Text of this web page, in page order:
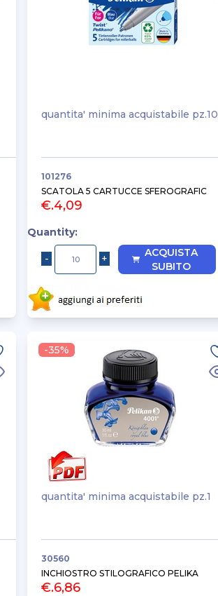
quantita' minima acquistabile pz.10
101276
SCATOLA 5 CARTUCCE SFEROGRAFIC
€.4,09
Quantity:
ACQUISTA
SUBITO
quantita' minima acquistabile pz.1
30560
INCHIOSTRO STILOGRAFICO PELIKA
€.6,86
-35%